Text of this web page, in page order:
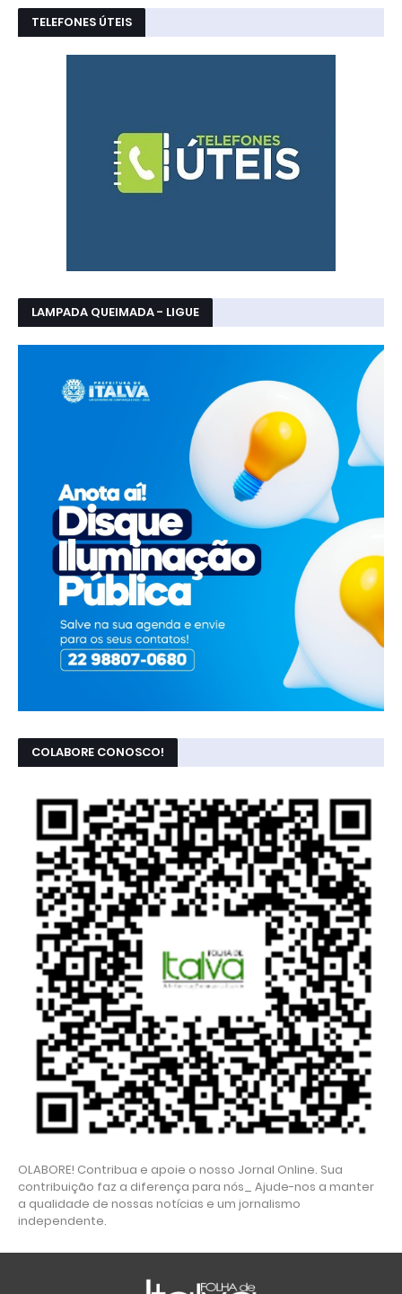
TELEFONES ÚTEIS
LAMPADA QUEIMADA - LIGUE
COLABORE CONOSCO!
OLABORE! Contribua e apoie o nosso Jornal Online. Sua
contribuição faz a diferença para nós_ Ajude-nos a manter
a qualidade de nossas notícias e um jornalismo
independente.